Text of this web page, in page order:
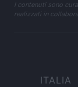
I contenuti sono
realizzati in
ITALIA